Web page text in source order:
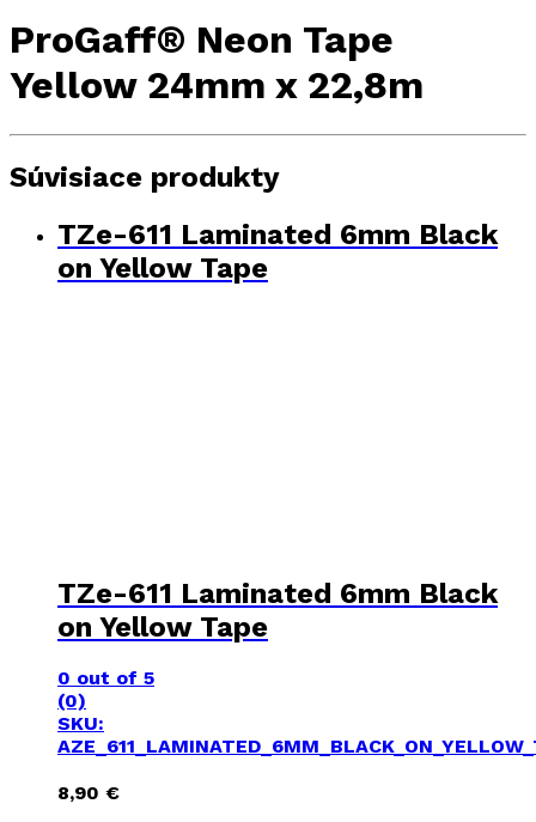
ProGaff® Neon Tape
Yellow 24mm x 22,8m
Súvisiace produkty
TZe-611 Laminated 6mm Black
on Yellow Tape
TZe-611 Laminated 6mm Black
on Yellow Tape
0 out of 5
(0)
SKU:
8,90 €